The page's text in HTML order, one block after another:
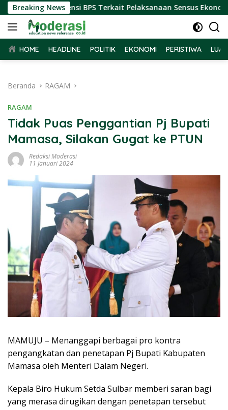
Langsung
ke
konten
Breaking News
Audiensi BPS Terkait Pelaksanaan Sensus Ekonomi 2026
HOME HEADLINE POLITIK EKONOMI PERISTIWA
Beranda RAGAM
RAGAM
Tidak Puas Penggantian Pj Bupati
Mamasa, Silakan Gugat ke PTUN
Redaksi Moderasi
11 Januari 2024
MAMUJU – Menanggapi berbagai pro kontra
pengangkatan dan penetapan Pj Bupati Kabupaten
Mamasa oleh Menteri Dalam Negeri.
Kepala Biro Hukum Setda Sulbar memberi saran bagi
yang merasa dirugikan dengan penetapan tersebut